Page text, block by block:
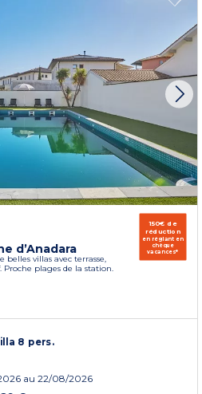
d’Anadara
belles villas avec terrasse,
plages de la station.
150€ de
réduction
en réglant en
chèque
vacances*
8 pers.
au 22/08/2026